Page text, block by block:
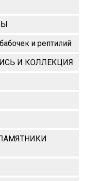
и рептилий
И КОЛЛЕКЦИЯ